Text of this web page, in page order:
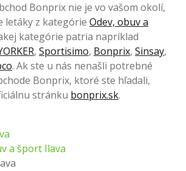
Bonprix nie je vo vašom okolí,
letáky z kategórie Odev, obuv a
kategórie patria napríklad
, Sportisimo, Bonprix, Sinsay,
. Ak ste u nás nenašli potrebné
Bonprix, ktoré ste hľadali,
stránku bonprix.sk.
a šport Ilava